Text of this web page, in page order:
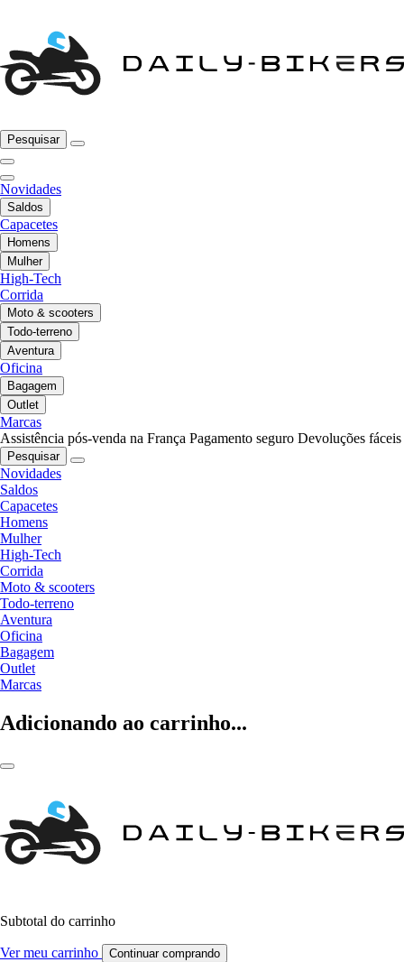
Pesquisar
Novidades
Saldos
Capacetes
Homens
Mulher
High-Tech
Corrida
Moto & scooters
Todo-terreno
Aventura
Oficina
Bagagem
Outlet
Marcas
Assistência pós-venda na França Pagamento seguro Devoluções fáceis
Pesquisar
Novidades
Saldos
Capacetes
Homens
Mulher
High-Tech
Corrida
Moto & scooters
Todo-terreno
Aventura
Oficina
Bagagem
Outlet
Marcas
Adicionando ao carrinho...
Subtotal do carrinho
Ver meu carrinho Continuar comprando